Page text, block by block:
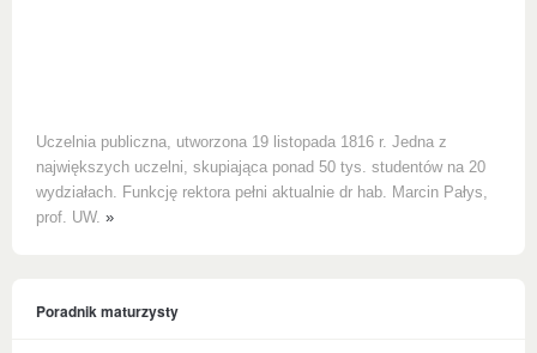
Uczelnia publiczna, utworzona 19 listopada 1816 r. Jedna z
największych uczelni, skupiająca ponad 50 tys. studentów na 20
wydziałach. Funkcję rektora pełni aktualnie dr hab. Marcin Pałys,
prof. UW. »
Poradnik maturzysty